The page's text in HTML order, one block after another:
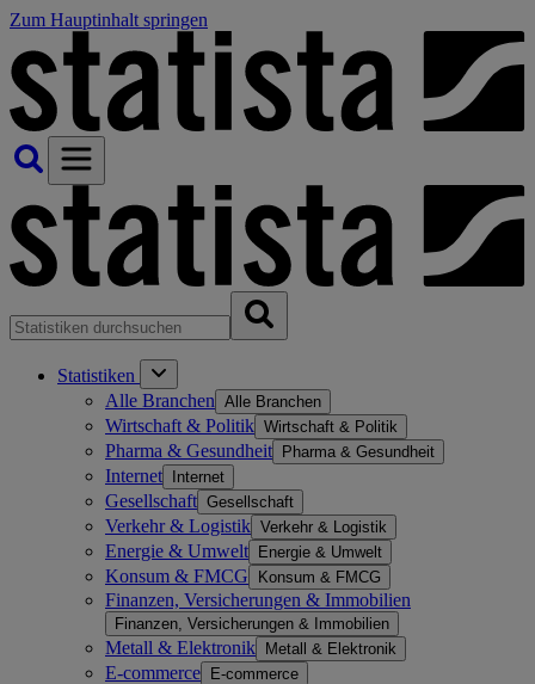
Zum Hauptinhalt springen
Statistiken
Alle Branchen Alle Branchen
Wirtschaft & Politik Wirtschaft & Politik
Pharma & Gesundheit Pharma & Gesundheit
Internet Internet
Gesellschaft Gesellschaft
Verkehr & Logistik Verkehr & Logistik
Energie & Umwelt Energie & Umwelt
Konsum & FMCG Konsum & FMCG
Finanzen, Versicherungen & Immobilien
Finanzen, Versicherungen & Immobilien
Metall & Elektronik Metall & Elektronik
E-commerce E-commerce